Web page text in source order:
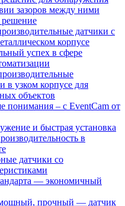
зазоров между ними
датчики с
корпусе
успех в сфере
в узком корпусе для
объектов
понимания – с EventCam от
и быстрая установка
в
датчики со
— экономичный
прочный — датчик